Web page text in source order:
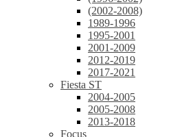
(2002-2008)
1989-1996
1995-2001
2001-2009
2012-2019
2017-2021
Fiesta ST
2004-2005
2005-2008
2013-2018
Focus